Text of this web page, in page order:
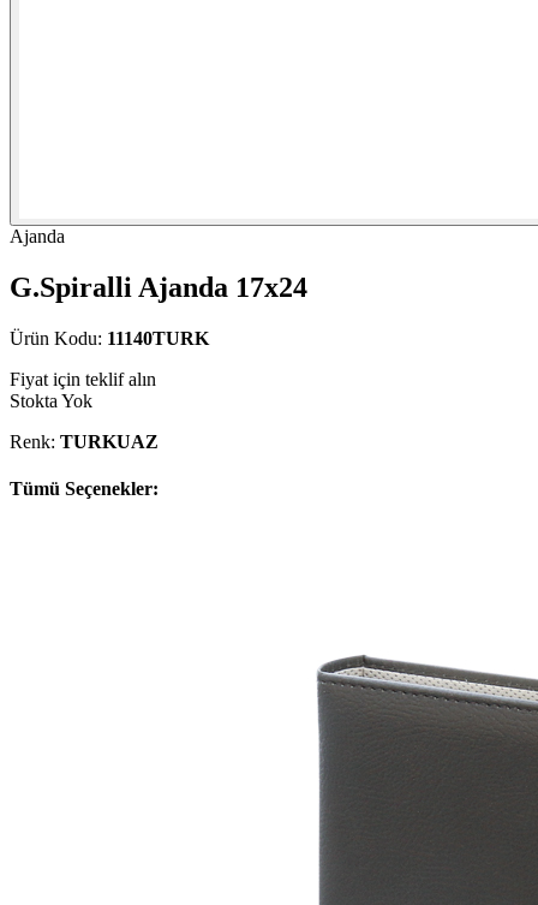
Ajanda
G.Spiralli Ajanda 17x24
Ürün Kodu: 11140TURK
Fiyat için teklif alın
Stokta Yok
Renk: TURKUAZ
Tümü Seçenekler: